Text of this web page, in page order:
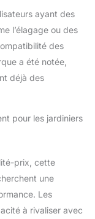
pèse que
la
la
à
s'adapter
scies
entre
d'arbres
ayant des
l’élagage ou des
des
a été notée,
déjà des
pour les jardiniers
prix, cette
une
Les
à rivaliser avec